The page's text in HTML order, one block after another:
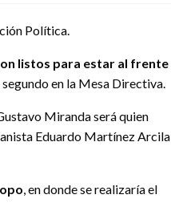
Política.
listos para estar al frente
en la Mesa Directiva.
Miranda será quien
Eduardo Martínez Arcila
, en donde se realizaría el